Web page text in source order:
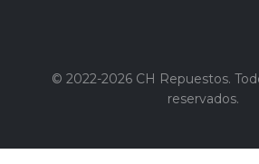
© 2022-2026 CH Repuestos.
reservados.